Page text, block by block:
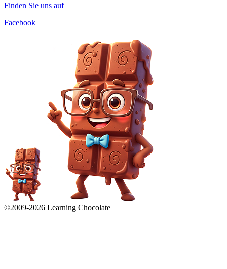
Finden Sie uns auf
Facebook
©2009-2026 Learning Chocolate